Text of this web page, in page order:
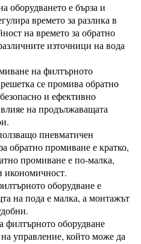
оборудването е бърза и
времето за разлика в
на времето за обратно
източници на вода
на филтърното
се промива обратно
и ефективно
на продължаващата
пневматичен
обратно промиване е кратко,
промиване е по-малка,
икономичност.
оборудване е
на пода е малка, а монтажът
филтърното оборудване
управление, който може да